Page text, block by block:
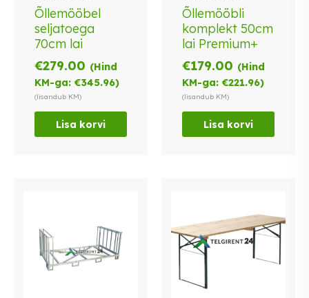
Õllemööbel
seljatoega
70cm lai
€279.00 (Hind
KM-ga:€345.96)
(lisandub KM)
Lisa korvi
Õllemööbli
komplekt 50cm
lai Premium+
€179.00 (Hind
KM-ga:€221.96)
(lisandub KM)
Lisa korvi